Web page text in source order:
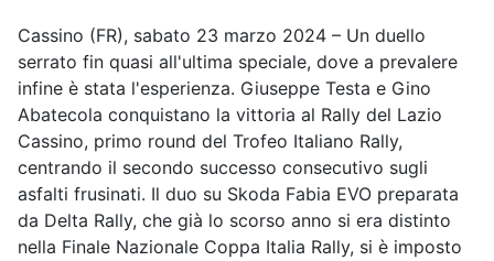
Cassino (FR), sabato 23 marzo 2024 – Un duello
serrato fin quasi all'ultima speciale, dove a prevalere
infine è stata l'esperienza. Giuseppe Testa e Gino
Abatecola conquistano la vittoria al Rally del Lazio
Cassino, primo round del Trofeo Italiano Rally,
centrando il secondo successo consecutivo sugli
asfalti frusinati. Il duo su Skoda Fabia EVO preparata
da Delta Rally, che già lo scorso anno si era distinto
nella Finale Nazionale Coppa Italia Rally, si è imposto